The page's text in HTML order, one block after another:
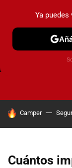
HOY SE HABLA DE
Camper
Cuántos
Ya